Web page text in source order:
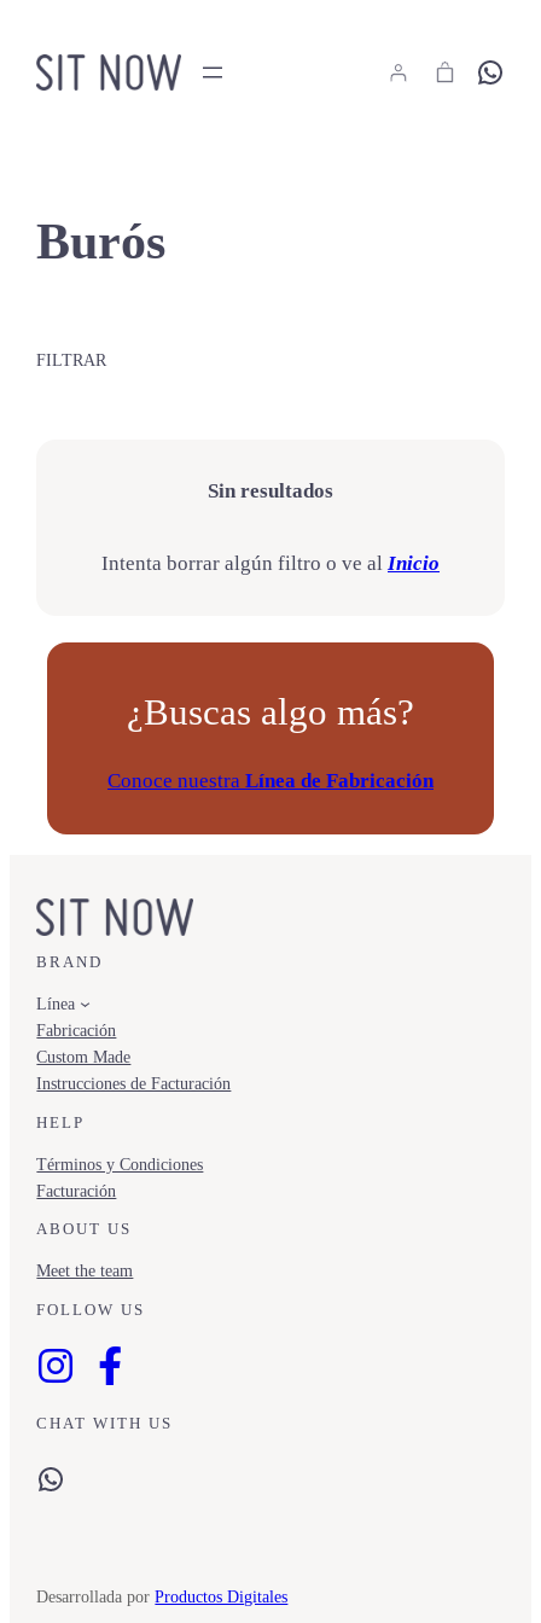
contenido
Hola
Burós
FILTRAR
Sin resultados
Intenta borrar algún filtro o ve al Inicio
¿Buscas algo más?
Conoce nuestra Línea de Fabricación
BRAND
Línea
Fabricación
Custom Made
Instrucciones de Facturación
HELP
Términos y Condiciones
Facturación
ABOUT US
Meet the team
FOLLOW US
CHAT WITH US
WhatsApp
Desarrollada porProductos Digitales